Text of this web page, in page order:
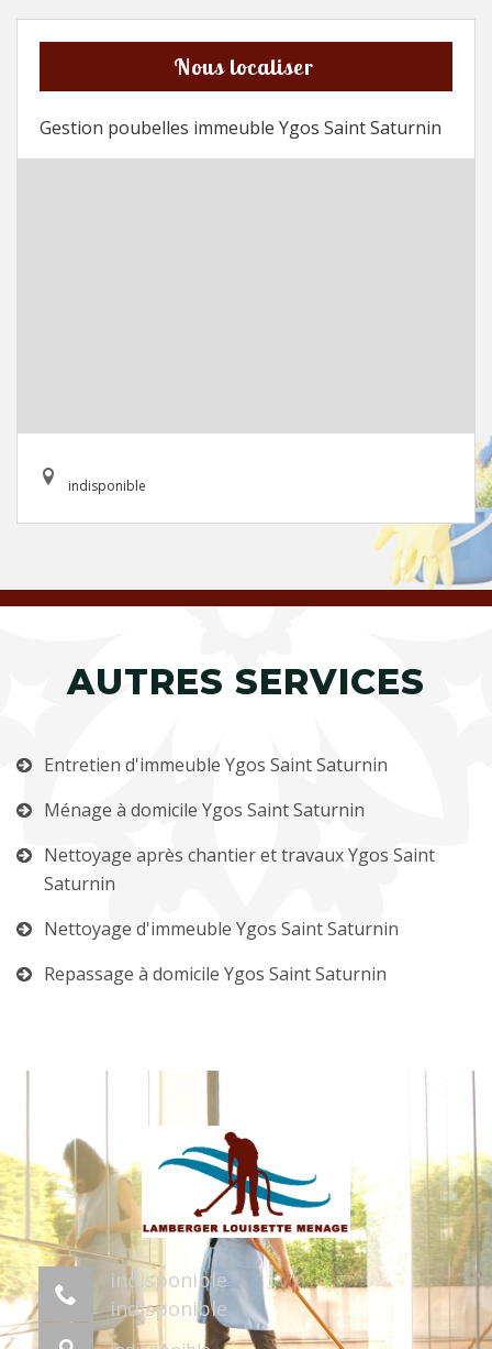
Nous localiser
Gestion poubelles immeuble Ygos Saint Saturnin
indisponible
AUTRES SERVICES
Entretien d'immeuble Ygos Saint Saturnin
Ménage à domicile Ygos Saint Saturnin
Nettoyage après chantier et travaux Ygos Saint
Saturnin
Nettoyage d'immeuble Ygos Saint Saturnin
Repassage à domicile Ygos Saint Saturnin
indisponible
indisponible